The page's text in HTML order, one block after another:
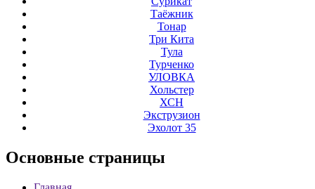
Таёжник
Тонар
Три Кита
Тула
Турченко
УЛОВКА
Хольстер
ХСН
Экструзион
Эхолот 35
Основные страницы